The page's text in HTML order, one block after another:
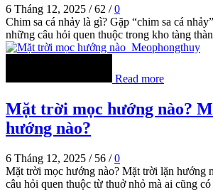
6 Tháng 12, 2025 / 62 / 0
Chim sa cá nhảy là gì? Gặp “chim sa cá
những câu hỏi quen thuộc trong kho tàng
Read more
Mặt trời mọc hướng nào?
hướng nào?
6 Tháng 12, 2025 / 56 / 0
Mặt trời mọc hướng nào? Mặt trời lặn hướng
câu hỏi quen thuộc từ thuở nhỏ mà ai cũng có